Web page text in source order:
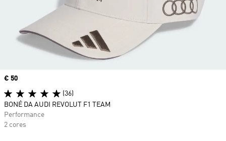
Price
€ 50
(36)
BONÉ DA AUDI REVOLUT F1 TEAM
Performance
2 cores